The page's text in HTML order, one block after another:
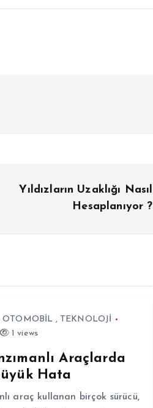
Yıldızların Uzaklığı Nasıl
Hesaplanıyor ?
OTOMOBİL , TEKNOLOJİ
1 views
Araçlarda
Hata
araç kullanan birçok sürücü,